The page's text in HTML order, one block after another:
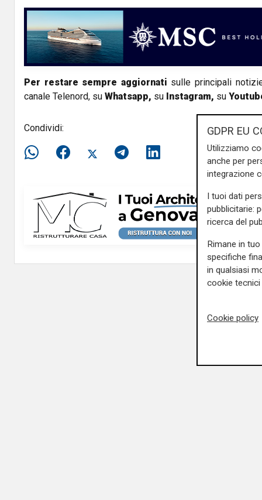
V
i
e
o
Per restare sempre aggiornati sulle principali
canale Telenord, su Whatsapp, su Instagram, su
Condividi: GDPR EU
Utilizziamo
anche per
integrazione
I tuoi dati
pubblicitarie:
ricerca del
Rimane in
specifiche
in qualsiasi
cookie tecnici
Cookie policy